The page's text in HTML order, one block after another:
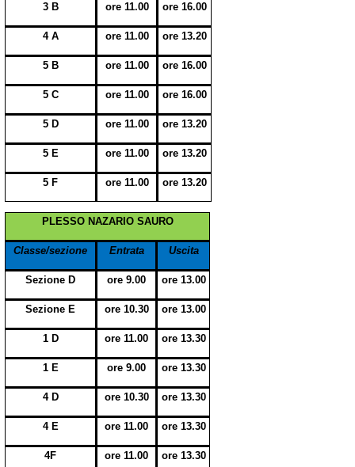
3 B ore 11.00 ore 16.00
4 A ore 11.00 ore 13.20
5 B ore 11.00 ore 16.00
5 C ore 11.00 ore 16.00
5 D ore 11.00 ore 13.20
5 E ore 11.00 ore 13.20
5 F ore 11.00 ore 13.20
PLESSO NAZARIO SAURO
Classe/sezione Entrata Uscita
Sezione D ore 9.00 ore 13.00
Sezione E ore 10.30 ore 13.00
1 D ore 11.00 ore 13.30
1 E ore 9.00 ore 13.30
4 D ore 10.30 ore 13.30
4 E ore 11.00 ore 13.30
4F ore 11.00 ore 13.30